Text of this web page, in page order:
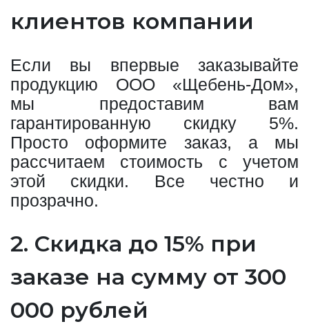
клиентов компании
Если вы впервые заказывайте
продукцию ООО «Щебень-Дом»,
мы предоставим вам
гарантированную скидку 5%.
Просто оформите заказ, а мы
рассчитаем стоимость с учетом
этой скидки. Все честно и
прозрачно.
2. Скидка до 15% при
заказе на сумму от 300
000 рублей